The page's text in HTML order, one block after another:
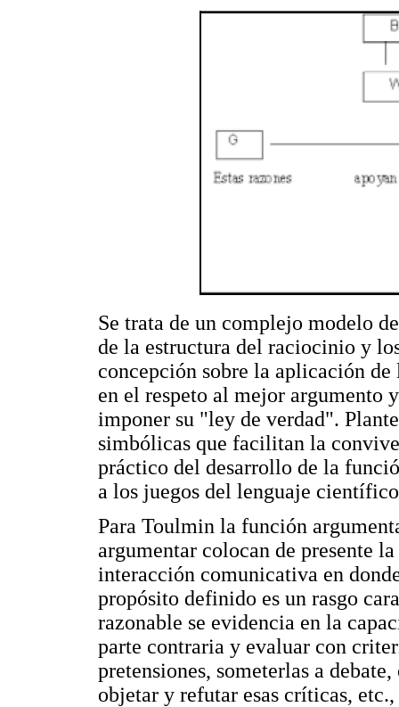
Se trata de un complejo modelo
de la estructura del raciocinio y
concepción sobre la aplicación
en el respeto al mejor argumento
imponer su "ley de verdad".
simbólicas que facilitan la
práctico del desarrollo de la
a los juegos del lenguaje
Para Toulmin la función
argumentar colocan de presente
interacción comunicativa en
propósito definido es un rasgo
razonable se evidencia en la
parte contraria y evaluar con
pretensiones, someterlas a
objetar y refutar esas críticas,